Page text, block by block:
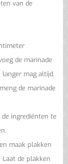
van de
de marinade
mag altijd.
de marinade
ingrediënten te
maak plakken
de plakken